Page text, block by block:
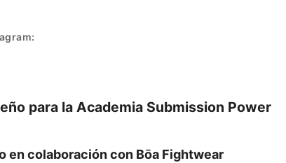
para la Academia Submission Power
en colaboración con Bōa Fightwear